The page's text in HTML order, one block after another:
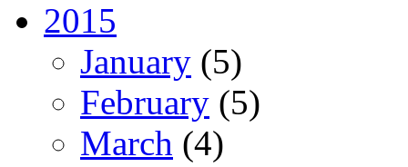
2015
January (5)
February (5)
March (4)